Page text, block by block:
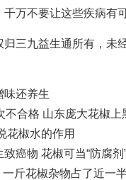
万不要让这些疾病有
三九益生通所有，未
味还养生
不合格 山东庞大花椒上
花椒水的作用
癌物 花椒可当“防腐剂
一斤花椒杂物占了近一